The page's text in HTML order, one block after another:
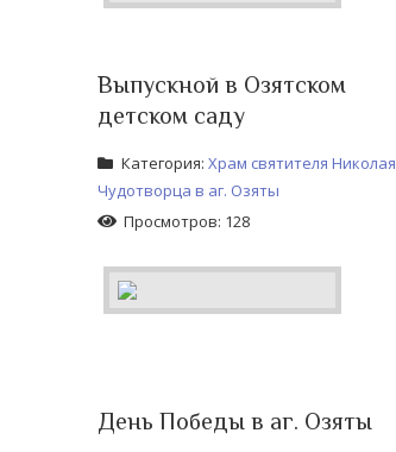
Выпускной в Озятском
детском саду
Категория:Храм святителя Николая
Чудотворца в аг. Озяты
Просмотров: 128
День Победы в аг. Озяты